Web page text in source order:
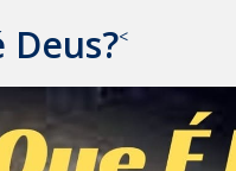
Deus?<